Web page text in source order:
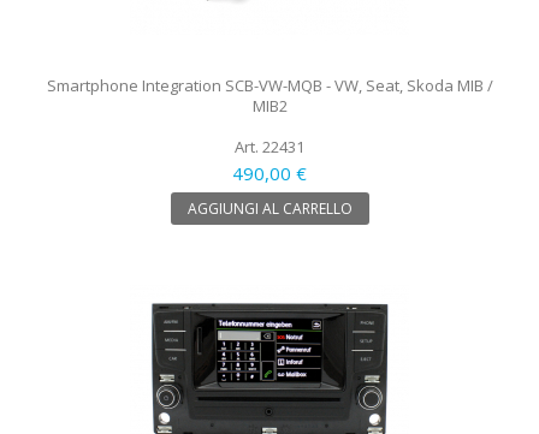
Smartphone Integration SCB-VW-MQB - VW, Seat, Skoda MIB /
MIB2
Art. 22431
490,00 €
AGGIUNGI AL CARRELLO